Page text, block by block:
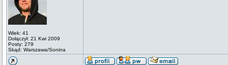
Wiek: 41
Dołączył: 21 Kwi 2009
Posty: 279
Skąd: Warszawa/Sonina